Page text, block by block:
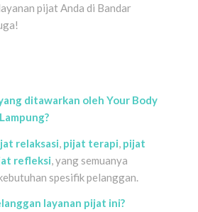
pijat Anda di Bandar
ditawarkan oleh Your Body
relaksasi, pijat terapi, pijat
refleksi, yang semuanya
spesifik pelanggan.
layanan pijat ini?